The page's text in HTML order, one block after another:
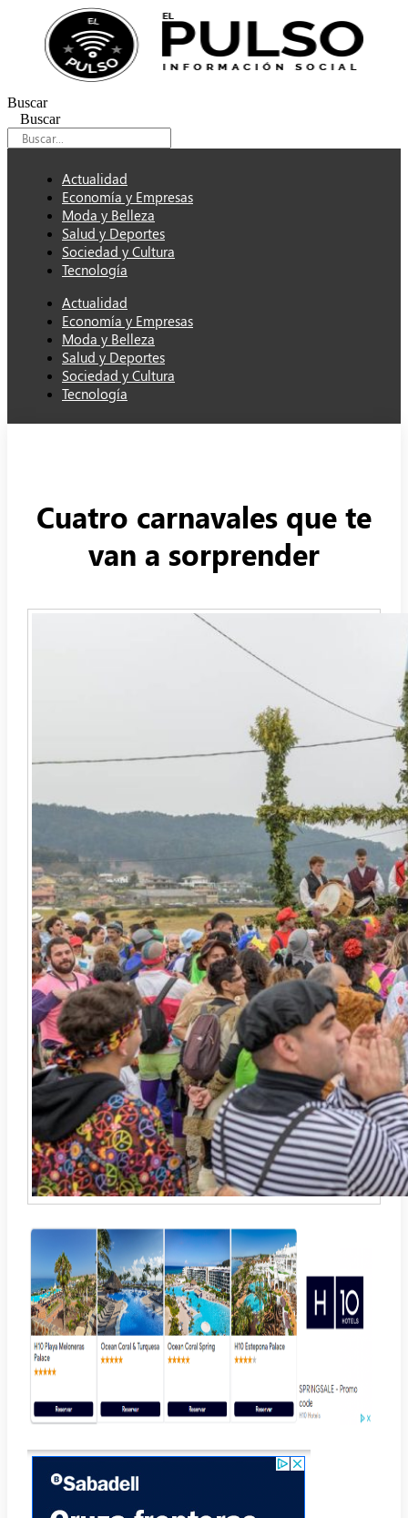
contenido
Buscar
Buscar
Actualidad
Economía y Empresas
Moda y Belleza
Salud y Deportes
Sociedad y Cultura
Tecnología
Actualidad
Economía y Empresas
Moda y Belleza
Salud y Deportes
Sociedad y Cultura
Tecnología
Cuatro carnavales que te
van a sorprender